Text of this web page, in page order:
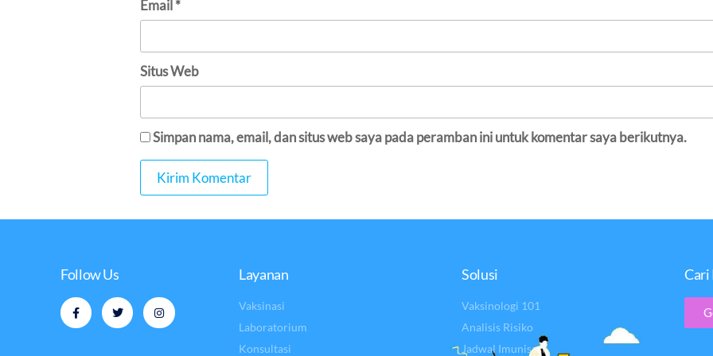
Email*
Situs Web
Simpan nama, email, dan situs web saya pada peramban ini untuk komentar saya berikutnya.
Follow Us Layanan
Vaksinasi
Laboratorium
Konsultasi
Solusi
Vaksinologi 101
Analisis Risiko
Jadwal Imunisasi
Cari